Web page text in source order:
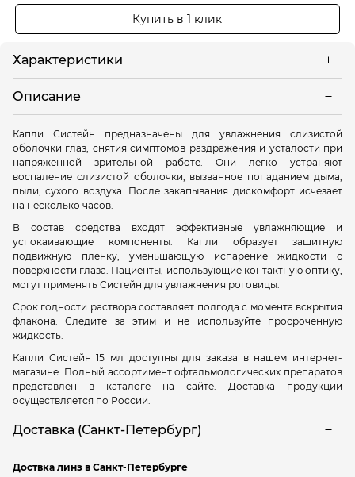
Купить в 1 клик
Характеристики
Описание
Капли Систейн предназначены для увлажнения слизистой
оболочки глаз, снятия симптомов раздражения и усталости при
напряженной зрительной работе. Они легко устраняют
воспаление слизистой оболочки, вызванное попаданием дыма,
пыли, сухого воздуха. После закапывания дискомфорт исчезает
на несколько часов.
В состав средства входят эффективные увлажняющие и
успокаивающие компоненты. Капли образует защитную
подвижную пленку, уменьшающую испарение жидкости с
поверхности глаза. Пациенты, использующие контактную оптику,
могут применять Систейн для увлажнения роговицы.
Срок годности раствора составляет полгода с момента вскрытия
флакона. Следите за этим и не используйте просроченную
жидкость.
Капли Систейн 15 мл доступны для заказа в нашем интернет-
магазине. Полный ассортимент офтальмологических препаратов
представлен в каталоге на сайте. Доставка продукции
осуществляется по России.
Доставка (Санкт-Петербург)
Доствка линз в Санкт-Петербурге